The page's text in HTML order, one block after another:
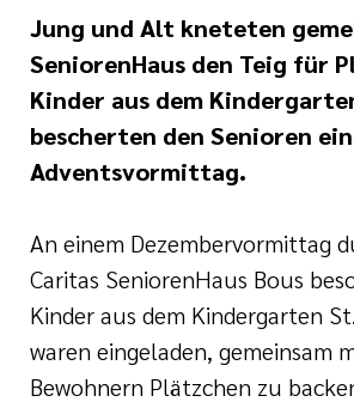
Jung und Alt kneteten
SeniorenHaus den Teig für
Kinder aus dem
bescherten den Senioren
Adventsvormittag.
An einem Dezembervormittag
Caritas SeniorenHaus Bous
Kinder aus dem Kindergarten
waren eingeladen, gemeinsam
Bewohnern Plätzchen zu